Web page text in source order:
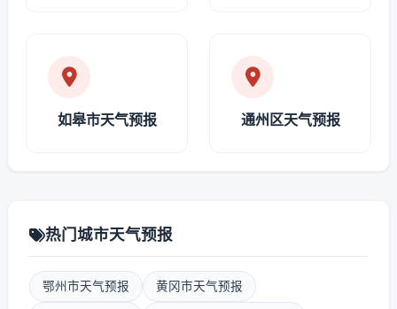
如皋市天气预报 通州区天气预报
热门城市天气预报
鄂州市天气预报 黄冈市天气预报